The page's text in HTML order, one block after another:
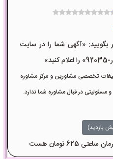
«آگهی شما را در سایت
تخصصی مشاورین و مرکز مشاوره
در قبال مشاوره شما ندارد.
بازدید)
625 تومان هست